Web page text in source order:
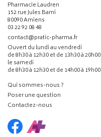
Pharmacie Laudren
152 rue Jules Barni
80090 Amiens
03 22 92 08 48
contact-
@-
pratic-pharma.fr
Ouvert du lundi au vendredi
de 8h30 à 12h30 et de 13h30 à 20h00
le samedi
de 8h30 à 12h30 et de 14h00 à 19h00
Qui sommes-nous ?
Poser une question
Contactez-nous